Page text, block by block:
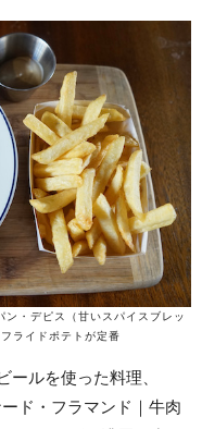
ン・デピス（甘いスパイスブレッ
ライドポテトが定番
ルを使った料理、
ド・フラマンド｜牛肉